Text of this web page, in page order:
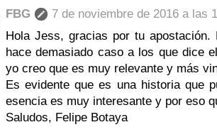
FBG
7 de noviembre de 2016 a las
Hola Jess, gracias por tu
hace demasiado caso a los que dice
yo creo que es muy relevante y más
Es evidente que es una historia que
esencia es muy interesante y por eso
Saludos, Felipe Botaya